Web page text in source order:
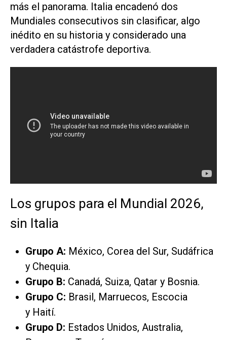
más el panorama. Italia encadenó dos
Mundiales consecutivos sin clasificar, algo
inédito en su historia y considerado una
verdadera catástrofe deportiva.
Los grupos para el Mundial 2026,
sin Italia
Grupo A: México, Corea del Sur, Sudáfrica
y Chequia.
Grupo B: Canadá, Suiza, Qatar y Bosnia.
Grupo C: Brasil, Marruecos, Escocia
y Haití.
Grupo D: Estados Unidos, Australia,